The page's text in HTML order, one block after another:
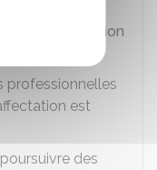
métiers ", votre
d'orientation
de 3
professionnelles
est
des